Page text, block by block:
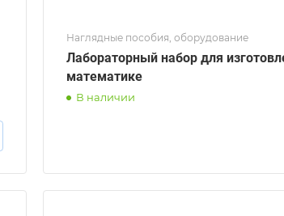
Наглядные пособия, оборудование
Лабораторный набор для
математике
В наличии